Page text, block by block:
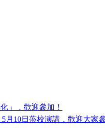
」，歡迎參加！
5月10日蒞校演講，歡迎大家